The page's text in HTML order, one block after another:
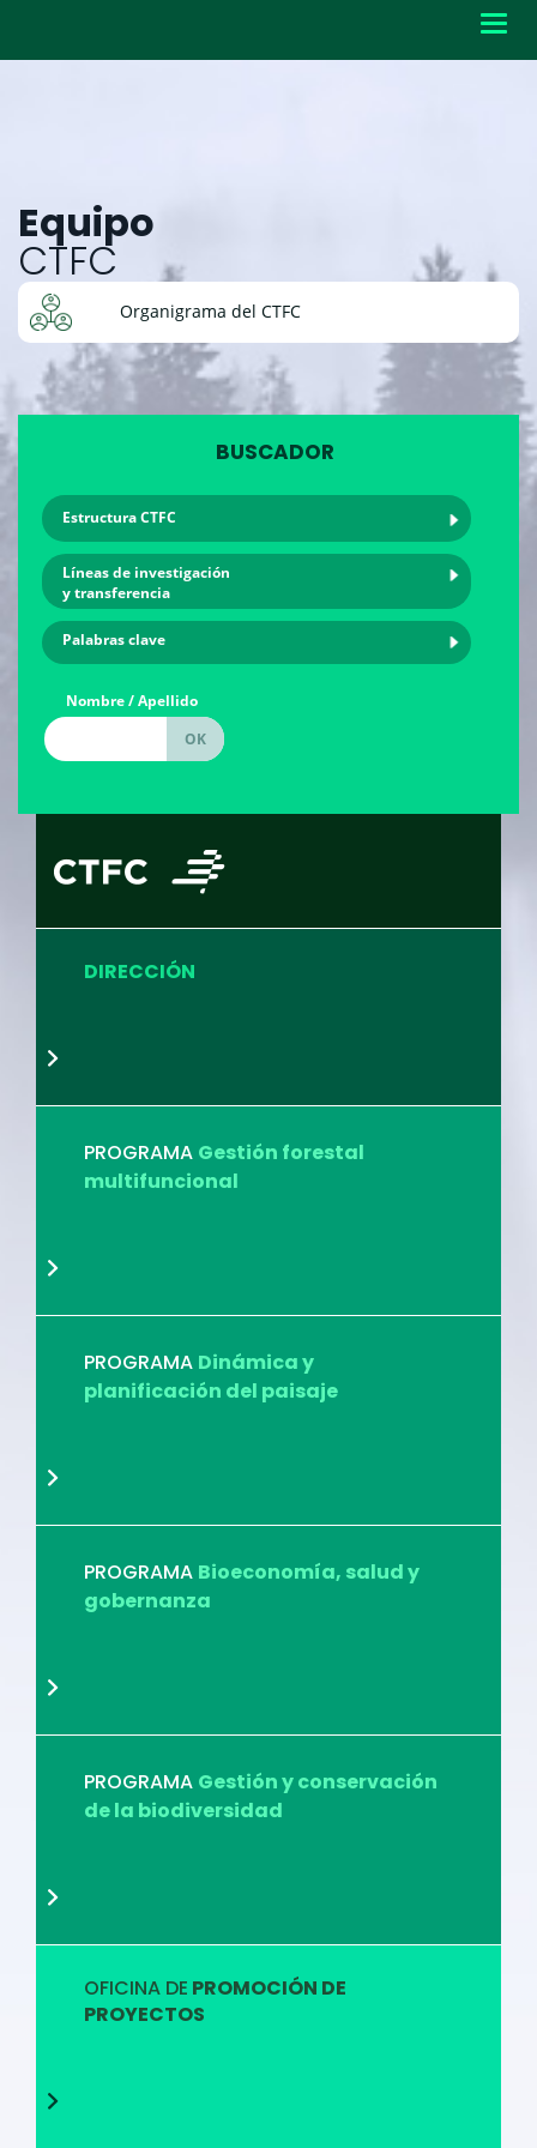
Equipo
CTFC
Organigrama del CTFC
BUSCADOR
Estructura CTFC
Líneas de investigación
y transferencia
Palabras clave
Nombre / Apellido
DIRECCIÓN
PROGRAMA Gestión forestal
multifuncional
PROGRAMA Dinámica y
planificación del paisaje
PROGRAMA Bioeconomía, salud y
gobernanza
PROGRAMA Gestión y conservación
de la biodiversidad
OFICINA DE PROMOCIÓN DE
PROYECTOS